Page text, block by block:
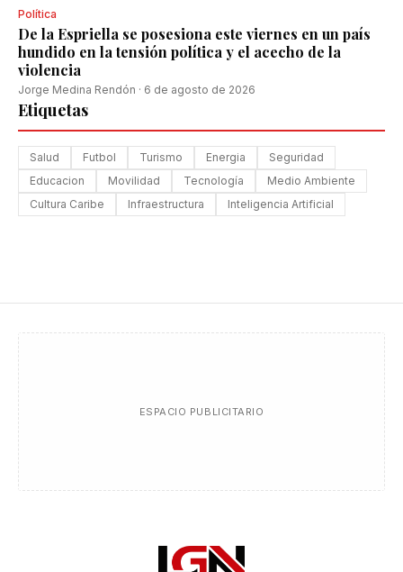
Política
De la Espriella se posesiona este viernes en un país
hundido en la tensión política y el acecho de la
violencia
Jorge Medina Rendón · 6 de agosto de 2026
Etiquetas
Salud Futbol Turismo Energia
Seguridad
Educacion
Movilidad Tecnología
Medio Ambiente
Cultura Caribe
Infraestructura Inteligencia Artificial
ESPACIO PUBLICITARIO